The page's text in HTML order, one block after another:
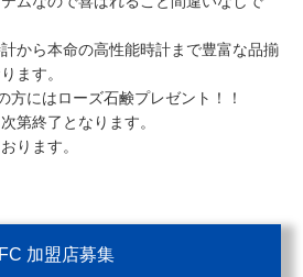
から本命の高性能時計まで豊富な品揃
ます。
方にはローズ石鹸プレゼント！！
第終了となります。
ります。
FC 加盟店募集